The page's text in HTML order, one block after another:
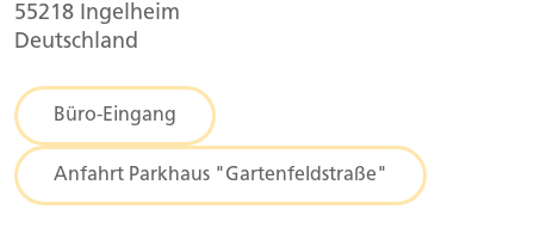
55218 Ingelheim
Deutschland
Büro-Eingang
Anfahrt Parkhaus "Gartenfeldstraße"